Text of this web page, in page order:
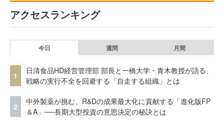
アクセスランキング
今日 週間 月間
1
日清食品HD経営管理部 部長と一橋大学・青木教授が語る、
戦略の実行不全を回避する「自走する組織」とは
2
中外製薬が挑む、R&Dの成果最大化に貢献する「進化版FP
＆A」──長期大型投資の意思決定の秘訣とは